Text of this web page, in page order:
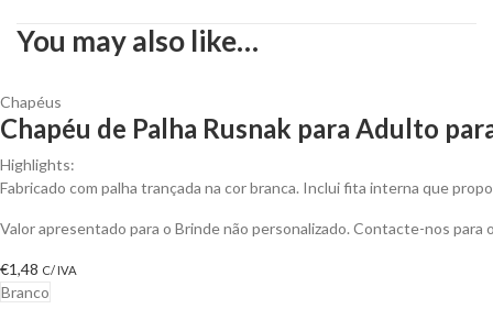
You may also like…
Chapéus
Chapéu de Palha Rusnak para Adulto
Highlights:
Fabricado com palha trançada na cor branca. Inclui fita interna que
Valor apresentado para o Brinde não personalizado. Contacte-nos
€1,48 C/ IVA
Branco